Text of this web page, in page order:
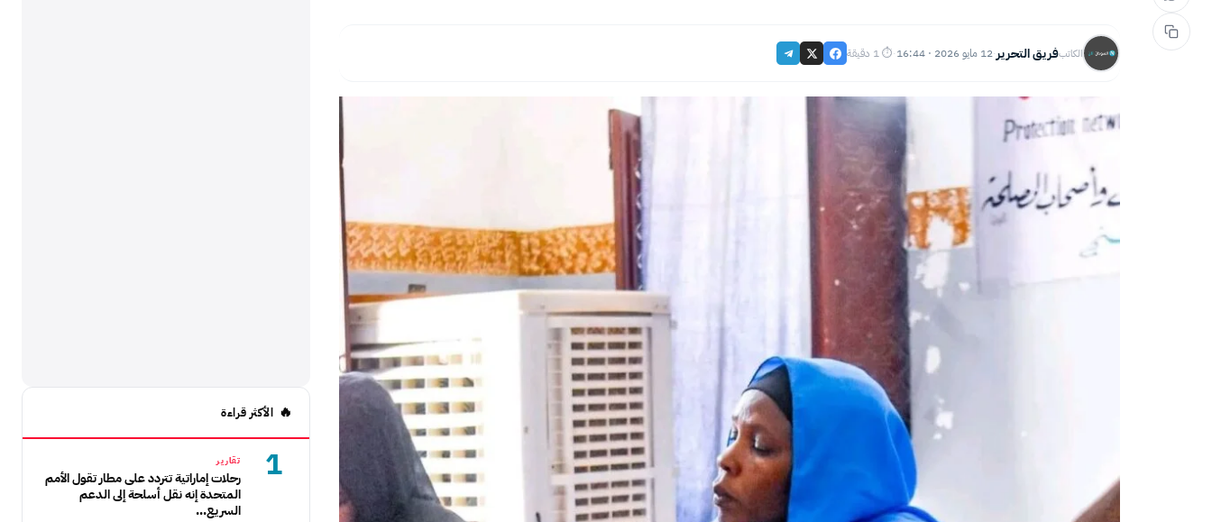
الكاتبفريق التحرير·12 مايو 2026 · 16:44 ·⏱ 1 دقيقة
الأكثر قراءة
1 تقارير
رحلات إماراتية تتردد على مطار تقول الأمم
المتحدة إنه نقل أسلحة إلى الدعم
السريع...